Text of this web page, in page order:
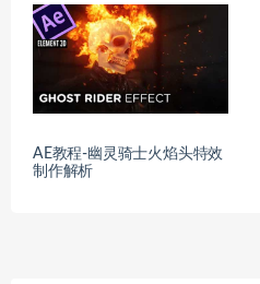
AE教程-幽灵骑士火焰头特效
制作解析